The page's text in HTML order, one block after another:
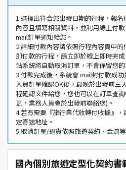
1.選擇出符合您出發日期的行程，報
內容且填寫相關資料，並利用線上付
mail訂單通知給您。
2.詳細付款內容請依照行程內容頁中
即付款的行程，請立即於線上即時完
站系統將自動取消訂單，不會保留您的
3.付款完成後，系統會 mail封付款成
人員訂單確認OK後，最晚於出發前三
程確認文件給您，您也可以在訂單查
更，業務人員會於出發前聯絡您)。
4.若有需要『旅行業代收轉付收據』
定寄送地址。
5.取消訂單/退貨依照旅遊契約、金流
國內個別旅遊定型化契約